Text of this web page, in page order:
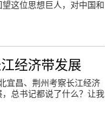
这位思想巨人，对中国和
经济带发展
宜昌、荆州考察长江经济
总书记都说了什么？让我